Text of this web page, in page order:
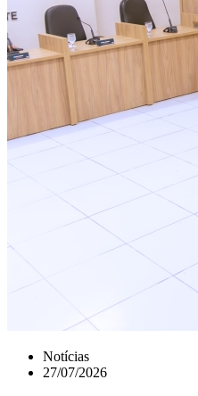
Notícias
27/07/2026